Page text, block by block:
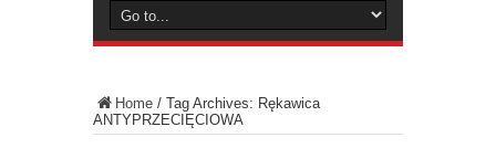
Home / Tag Archives: Rękawica
ANTYPRZECIĘCIOWA